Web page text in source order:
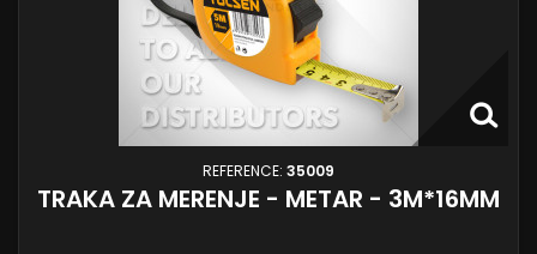
REFERENCE: 35009
TRAKA ZA MERENJE - METAR - 3M*16MM